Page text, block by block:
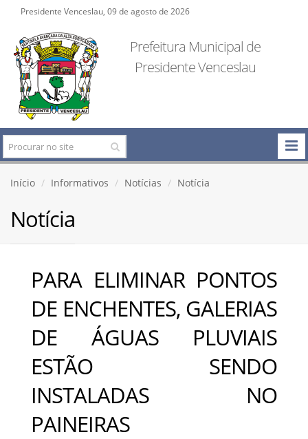
Presidente Venceslau, 09 de agosto de 2026
Prefeitura Municipal de
Presidente Venceslau
Início Informativos Notícias Notícia
Notícia
PARA ELIMINAR PONTOS
DE ENCHENTES, GALERIAS
DE ÁGUAS PLUVIAIS
ESTÃO SENDO
INSTALADAS NO
PAINEIRAS